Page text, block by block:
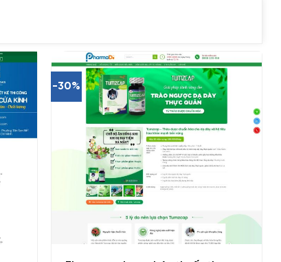
-30%